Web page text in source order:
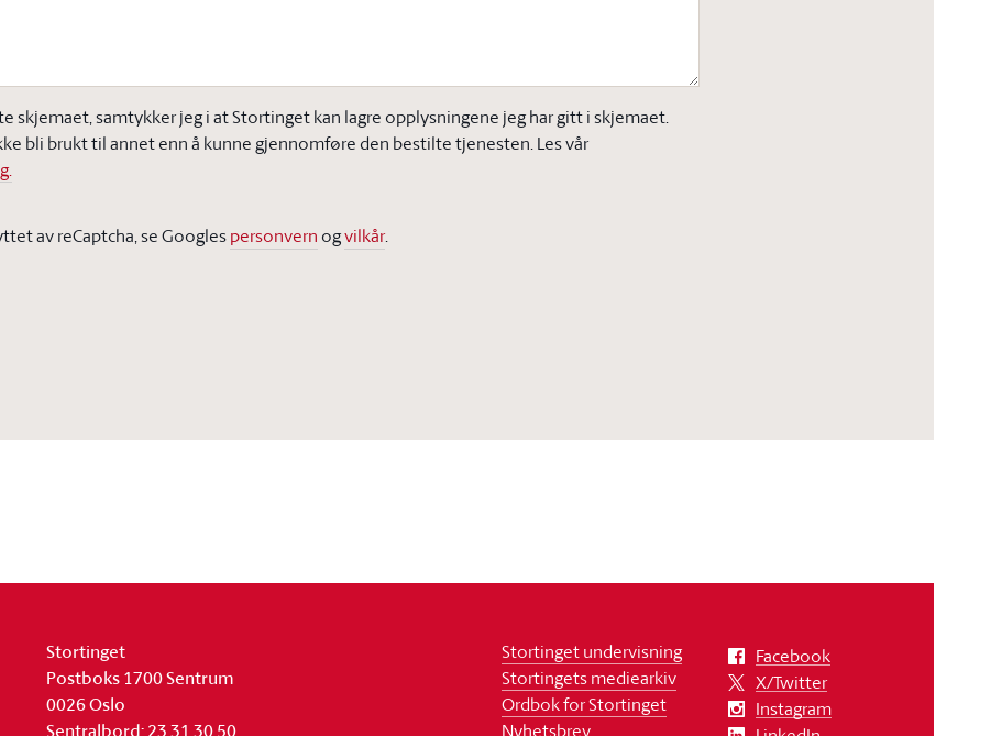
skjemaet, samtykker jeg i at Stortinget kan lagre opplysningene jeg har gitt i skjemaet.
bli brukt til annet enn å kunne gjennomføre den bestilte tjenesten. Les vår
av reCaptcha, se Googlespersonvern ogvilkår.
Stortinget
Postboks 1700 Sentrum
0026 Oslo
Sentralbord: 23 31 30 50
Stortinget undervisning
Stortingets mediearkiv
Ordbok for Stortinget
Nyhetsbrev
Facebook
X/Twitter
Instagram